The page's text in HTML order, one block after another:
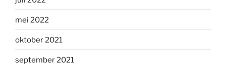
mei 2022
oktober 2021
september 2021